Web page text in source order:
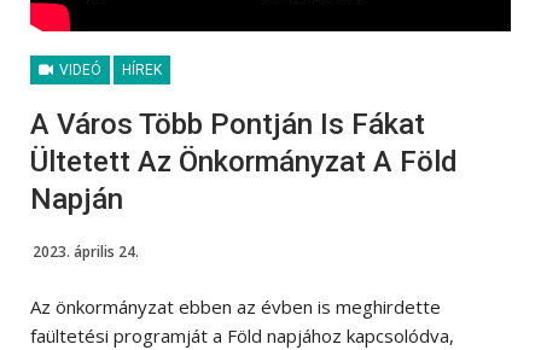
VIDEÓ HÍREK
A Város Több Pontján Is Fákat
Ültetett Az Önkormányzat A Föld
Napján
2023. április 24.
Az önkormányzat ebben az évben is meghirdette
faültetési programját a Föld napjához kapcsolódva,